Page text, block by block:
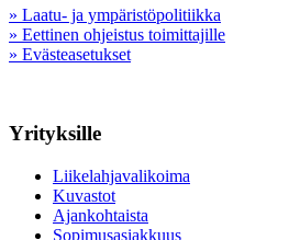
» Laatu- ja ympäristöpolitiikka
» Eettinen ohjeistus toimittajille
» Evästeasetukset
Yrityksille
Liikelahjavalikoima
Kuvastot
Ajankohtaista
Sopimusasiakkuus